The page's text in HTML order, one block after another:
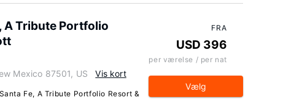
A Tribute Portfolio
Mexico 87501, US Vis kort
Fe, A Tribute Portfolio Resort &
FRA
USD 396
per værelse / per nat
Vælg